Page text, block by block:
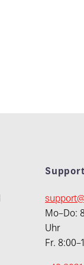
Support
Mo–Do:
Uhr
Fr.